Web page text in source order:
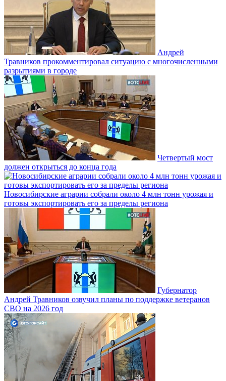
Андрей
Травников прокомментировал ситуацию с многочисленными
разрытиями в городе
Четвертый мост
должен открыться до конца года
Новосибирские аграрии собрали около 4 млн тонн урожая и
готовы экспортировать его за пределы региона
Губернатор
Андрей Травников озвучил планы по поддержке ветеранов
СВО на 2026 год